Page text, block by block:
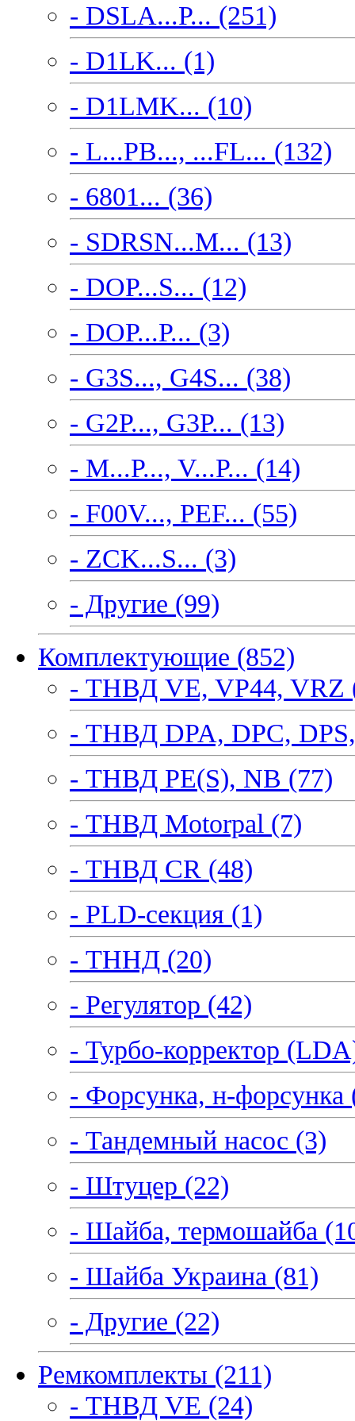
- DSLA...P... (251)
- D1LK... (1)
- D1LMK... (10)
- L...PB..., ...FL... (132)
- 6801... (36)
- SDRSN...M... (13)
- DOP...S... (12)
- DOP...P... (3)
- G3S..., G4S... (38)
- G2P..., G3P... (13)
- M...P..., V...P... (14)
- F00V..., PEF... (55)
- ZCK...S... (3)
- Другие (99)
Комплектующие (852)
- ТНВД VE, VP44, VRZ
- ТНВД DPA, DPC,
- ТНВД PE(S), NB (77)
- ТНВД Motorpal (7)
- ТНВД CR (48)
- PLD-секция (1)
- ТННД (20)
- Регулятор (42)
- Турбо-корректор
- Форсунка, н-форсунка
- Тандемный насос (3)
- Штуцер (22)
- Шайба, термошайба
- Шайба Украина (81)
- Другие (22)
Ремкомплекты (211)
- ТНВД VE (24)